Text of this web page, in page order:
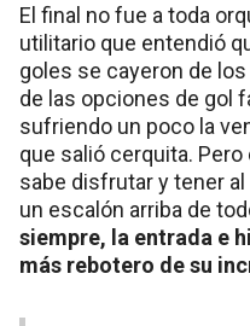
El final no fue a toda
utilitario que entendió
goles se cayeron de
de las opciones de gol
sufriendo un poco la
que salió cerquita.
sabe disfrutar y tener
un escalón arriba de
siempre, la entrada e
más rebotero de su